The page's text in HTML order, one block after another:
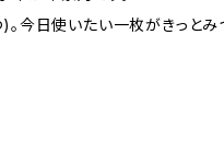
今日使いたい一枚がきっとみ